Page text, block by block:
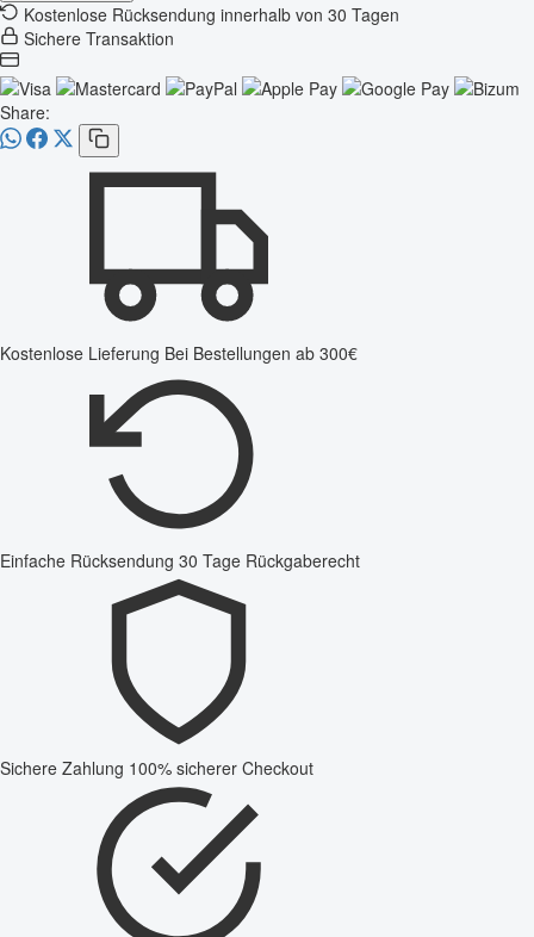
Kostenlose Rücksendung innerhalb von 30 Tagen
Sichere Transaktion
Share:
Kostenlose Lieferung Bei Bestellungen ab 300€
Einfache Rücksendung 30 Tage Rückgaberecht
Sichere Zahlung 100% sicherer Checkout